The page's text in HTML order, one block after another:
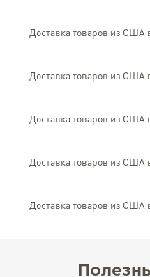
Доставка товаров из США
Доставка товаров из США
Доставка товаров из США
Доставка товаров из США
Доставка товаров из США